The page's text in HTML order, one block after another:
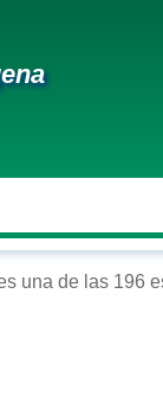
una de las 196